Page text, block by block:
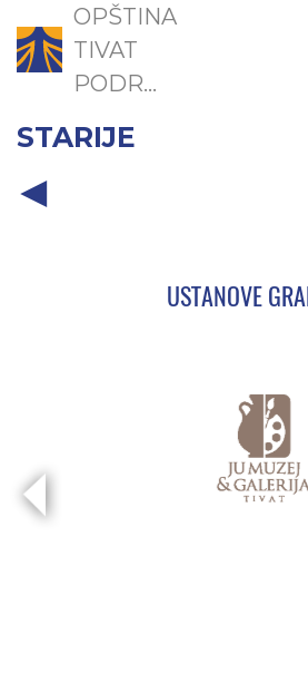
OPŠTINA
TIVAT
PODR...
STARIJE
USTANOVE